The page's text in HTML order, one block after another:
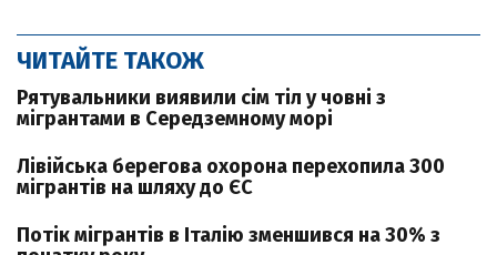
ЧИТАЙТЕ ТАКОЖ
Рятувальники виявили сім тіл у човні з
мігрантами в Середземному морі
Лівійська берегова охорона перехопила 300
мігрантів на шляху до ЄС
Потік мігрантів в Італію зменшився на 30% з